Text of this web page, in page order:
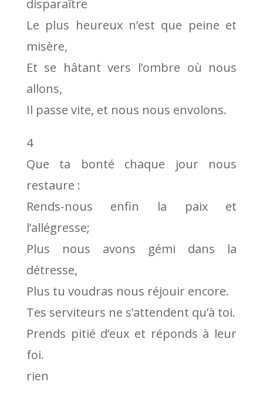
disparaître
Le plus heureux n’est que peine et
misère,
Et se hâtant vers l’ombre où nous
allons,
Il passe vite, et nous nous envolons.
4
Que ta bonté chaque jour nous
restaure :
Rends-nous enfin la paix et
l’allégresse;
Plus nous avons gémi dans la
détresse,
Plus tu voudras nous réjouir encore.
Tes serviteurs ne s’attendent qu’à toi.
Prends pitié d’eux et réponds à leur
foi.
rien